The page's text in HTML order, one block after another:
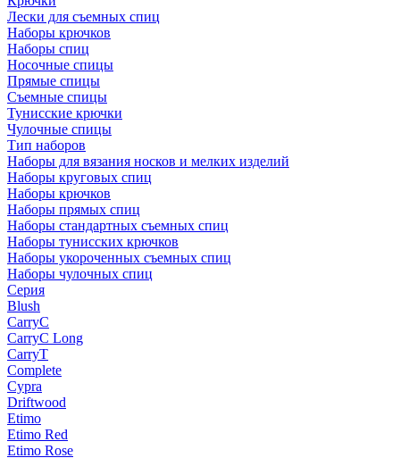
Лески для съемных спиц
Наборы крючков
Наборы спиц
Носочные спицы
Прямые спицы
Съемные спицы
Тунисские крючки
Чулочные спицы
Тип наборов
Наборы для вязания носков и мелких изделий
Наборы круговых спиц
Наборы крючков
Наборы прямых спиц
Наборы стандартных съемных спиц
Наборы тунисских крючков
Наборы укороченных съемных спиц
Наборы чулочных спиц
Серия
Blush
CarryC
CarryC Long
CarryT
Complete
Cypra
Driftwood
Etimo
Etimo Red
Etimo Rose